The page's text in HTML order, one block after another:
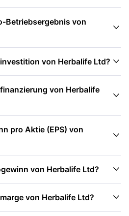
Betriebsergebnis von

von Herbalife Ltd? 
von Herbalife

pro Aktie (EPS) von

von Herbalife Ltd? 
von Herbalife Ltd? 